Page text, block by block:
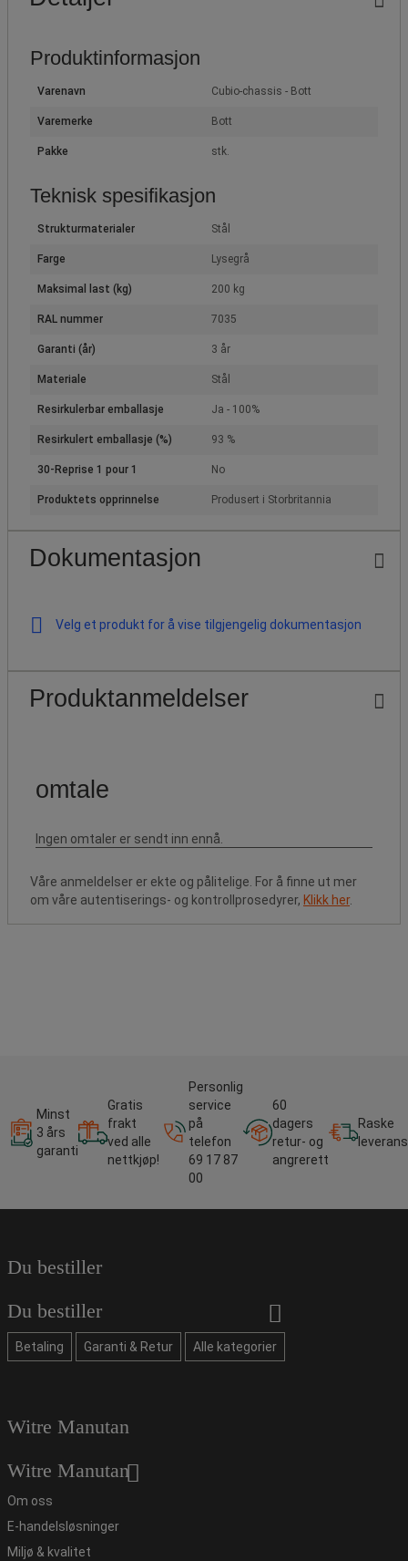
Produktinformasjon
Varenavn Cubio-chassis - Bott
Varemerke Bott
Pakke stk.
Teknisk spesifikasjon
Strukturmaterialer Stål
Farge Lysegrå
Maksimal last (kg) 200 kg
RAL nummer 7035
Garanti (år) 3 år
Materiale Stål
Resirkulerbar emballasje Ja - 100%
Resirkulert emballasje (%) 93 %
30-Reprise 1 pour 1 No
Produktets opprinnelse Produsert i Storbritannia
Dokumentasjon
Velg et produkt for å vise tilgjengelig dokumentasjon
Produktanmeldelser
Våre anmeldelser er ekte og pålitelige. For å finne ut mer
om våre autentiserings- og kontrollprosedyrer, Klikk her.
Minst
3 års
garanti
Gratis
frakt
ved alle
nettkjøp!
Personlig
service
på
telefon
69 17 87
00
60
dagers
retur- og
angrerett
Raske
Du bestiller
Du bestiller
Betaling Garanti & Retur Alle kategorier
Witre Manutan
Witre Manutan
Om oss
E-handelsløsninger
Miljø & kvalitet